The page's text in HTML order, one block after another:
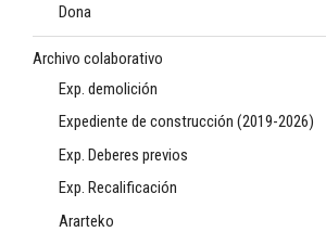
Dona
Archivo colaborativo
Exp. demolición
Expediente de construcción (2019-2026)
Exp. Deberes previos
Exp. Recalificación
Ararteko